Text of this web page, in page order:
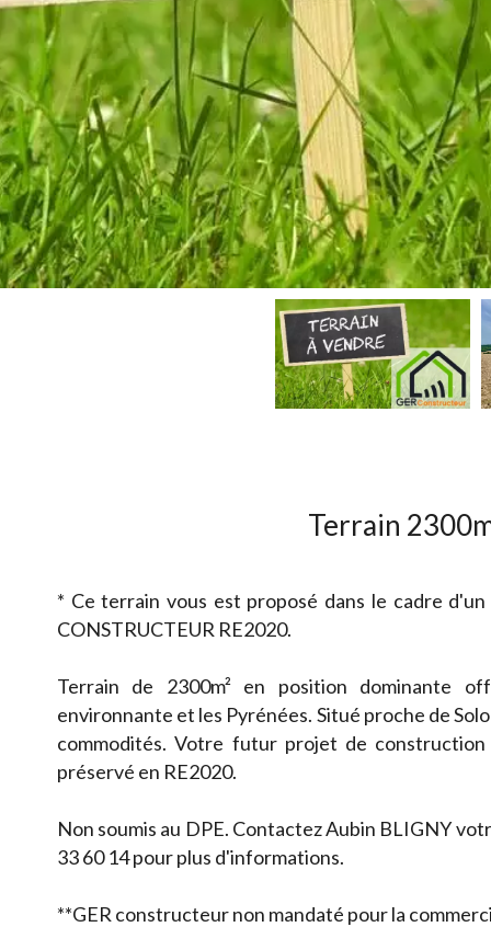
Terrain
* Ce terrain vous est proposé dans le cadre
CONSTRUCTEUR RE2020.
Terrain de 2300m² en position dominante
environnante et les Pyrénées. Situé proche de
commodités. Votre futur projet de construction
préservé en RE2020.
Non soumis au DPE. Contactez Aubin BLIGNY
33 60 14 pour plus d'informations.
**GER constructeur non mandaté pour la